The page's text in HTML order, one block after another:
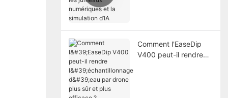
Comment l'EaseDip
V400 peut-il rendre